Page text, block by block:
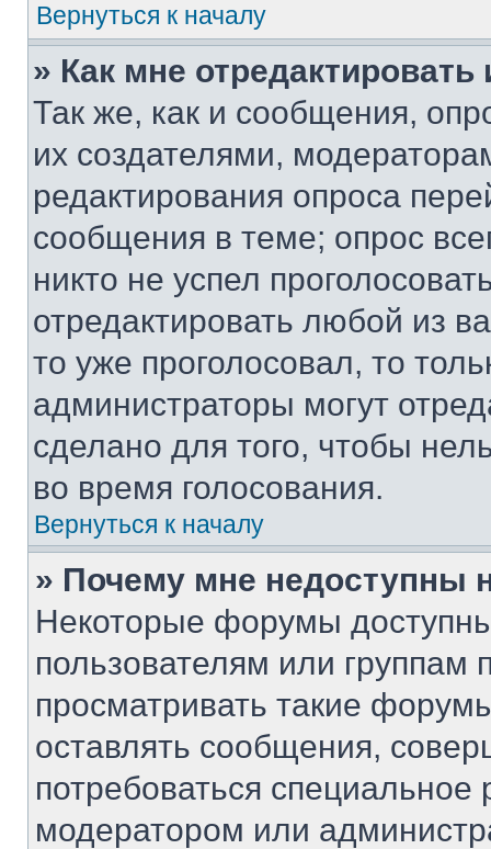
Вернуться к началу
» Как мне
Так же, как и сообщения,
их создателями,
редактирования опроса
сообщения в теме; опрос
никто не успел
отредактировать любой из
то уже проголосовал, то
администраторы могут
сделано для того, чтобы
во время голосования.
Вернуться к началу
» Почему мне недоступны
Некоторые форумы
пользователям или группам
просматривать такие
оставлять сообщения,
потребоваться
модератором или